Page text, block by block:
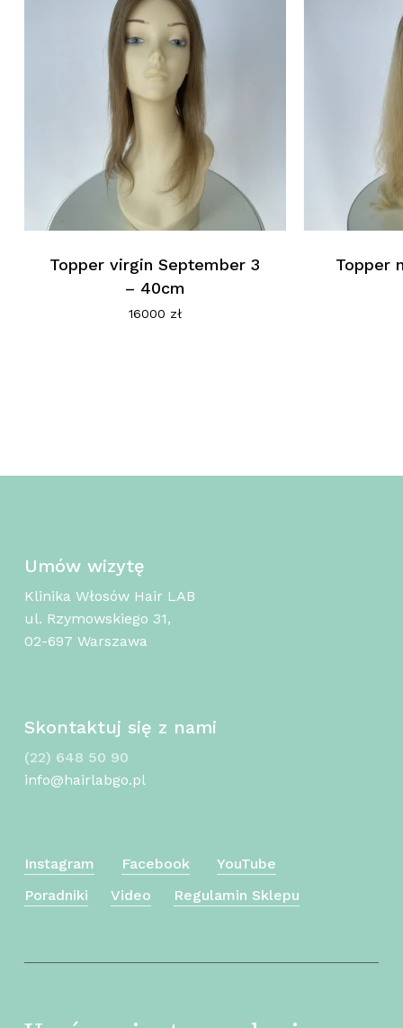
Topper virgin September 3
– 40cm
16000 zł
Topper
Umów wizytę
Klinika Włosów Hair LAB
ul. Rzymowskiego 31,
02-697 Warszawa
Skontaktuj się z nami
(22) 648 50 90
info@hairlabgo.pl
Instagram Facebook
YouTube
Poradniki
Video Regulamin Sklepu